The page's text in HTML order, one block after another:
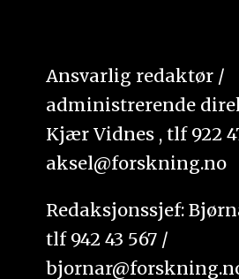
Ansvarlig redaktør /
administrerende
Kjær Vidnes , tlf 922
aksel@forskning.no
Redaksjonssjef:
tlf 942 43 567 /